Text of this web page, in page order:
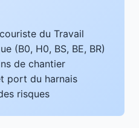
du Travail
(B0, H0, BS, BE, BR)
de chantier
port du harnais
risques